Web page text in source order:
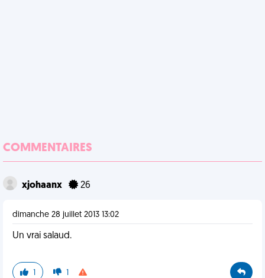
COMMENTAIRES
xjohaanx 26
dimanche 28 juillet 2013 13:02
Un vrai salaud.
1 1